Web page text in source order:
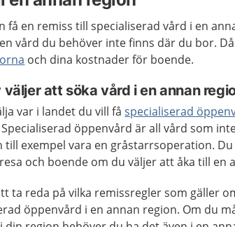
få en remiss till specialiserad vård i en
vård du behöver inte finns där du bor.
och dina kostnader för boende.
väljer att söka vård i en annan
var i landet du vill fåspecialiserad
öppenvård är all vård som
till exempel vara en gråstarrsoperation.
och boende om du väljer att åka till en
ta reda på vilka remissregler som gäller
öppenvård i en annan region. Om du